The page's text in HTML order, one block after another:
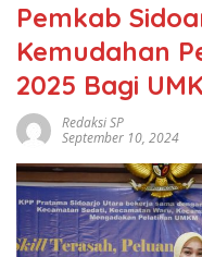
Pemkab
Kemudahan
2025 Bagi
Redaksi SP
September 10, 2024